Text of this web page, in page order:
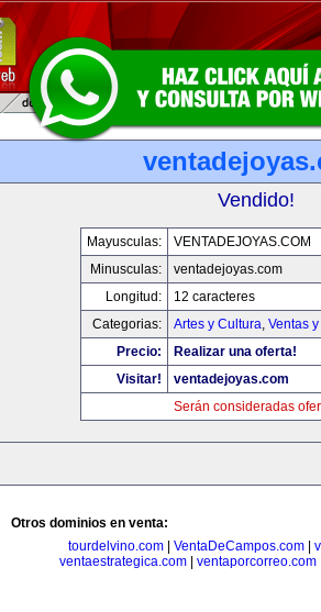
Vendido!
Mayusculas:
VENTADEJOYAS.COM
Minusculas:
ventadejoyas.com
Longitud:
12 caracteres
Categorias:
Artes y Cultura, Ventas
Precio:
Realizar una oferta!
Visitar!
ventadejoyas.com
Serán consideradas
Otros dominios en venta:
tourdelvino.com| VentaDeCampos.com|
ventaestrategica.com| ventaporcorreo.com